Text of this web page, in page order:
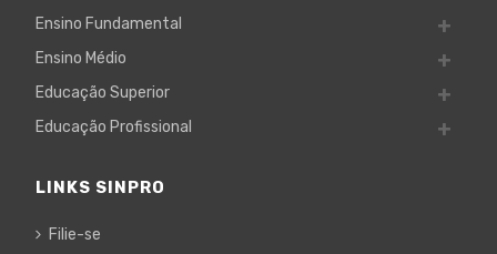
Ensino Fundamental
Ensino Médio
Educação Superior
Educação Profissional
LINKS SINPRO
Filie-se